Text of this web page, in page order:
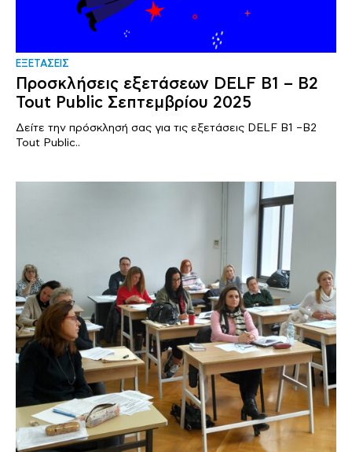
ΕΞΕΤΑΣΕΙΣ
Προσκλήσεις εξετάσεων DELF B1 – B2
Tout Public Σεπτεμβρίου 2025
Δείτε την πρόσκλησή σας για τις εξετάσεις DELF B1 –B2
Tout Public..